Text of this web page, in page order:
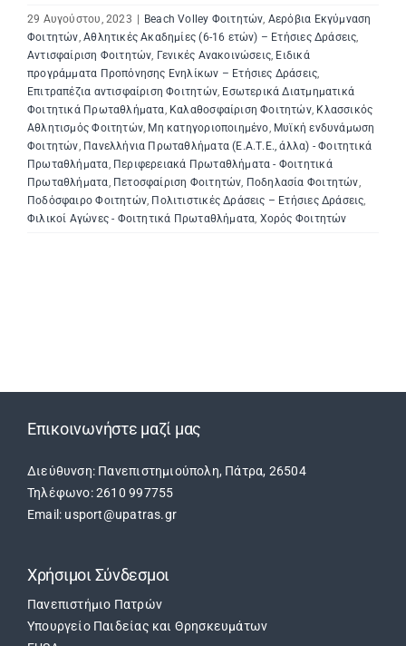
29 Αυγούστου, 2023 Beach Volley Φοιτητών, Αερόβια Εκγύμναση
Φοιτητών,Αθλητικές Ακαδημίες (6-16 ετών) – Ετήσιες Δράσεις,
Αντισφαίριση Φοιτητών, Γενικές Ανακοινώσεις, Ειδικά
προγράμματα Προπόνησης Ενηλίκων – Ετήσιες Δράσεις,
Επιτραπέζια αντισφαίριση Φοιτητών, Εσωτερικά Διατμηματικά
Φοιτητικά Πρωταθλήματα, Καλαθοσφαίριση Φοιτητών, Κλασσικός
Αθλητισμός Φοιτητών, Μη κατηγοριοποιημένο, Μυϊκή ενδυνάμωση
Φοιτητών, Πανελλήνια Πρωταθλήματα (Ε.Α.Τ.Ε., άλλα) - Φοιτητικά
Πρωταθλήματα, Περιφερειακά Πρωταθλήματα - Φοιτητικά
Πρωταθλήματα, Πετοσφαίριση Φοιτητών, Ποδηλασία Φοιτητών,
Ποδόσφαιρο Φοιτητών, Πολιτιστικές Δράσεις – Ετήσιες Δράσεις,
Φιλικοί Αγώνες - Φοιτητικά Πρωταθλήματα, Χορός Φοιτητών
Επικοινωνήστε μαζί μας
Διεύθυνση: Πανεπιστημιούπολη, Πάτρα, 26504
Τηλέφωνο: 2610 997755
Email: usport@upatras.gr
Χρήσιμοι Σύνδεσμοι
Πανεπιστήμιο Πατρών
Υπουργείο Παιδείας και Θρησκευμάτων